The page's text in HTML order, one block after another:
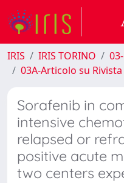
IRIS IRIS TORINO
03A-Articolo su Rivista
Sorafenib in
intensive
relapsed or
positive acute
two centers